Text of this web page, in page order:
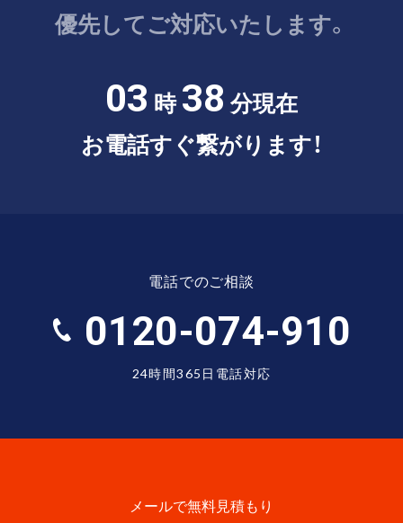
優先してご対応いたします。
03 時38 分現在
お電話すぐ繋がります！
電話でのご相談
0120-074-910
24時間365日電話対応
メールで無料見積もり